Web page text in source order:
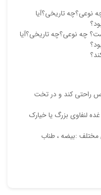
نوعی؟چه تاریخی؟آیا
چه نوعی؟چه تاریخی؟آیا
راحتی کند و در تخت
غده لنفاوی بزرگ یا خیارک
:بیضه ، طناب